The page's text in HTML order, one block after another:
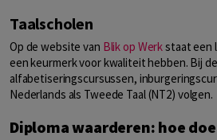
Taalscholen
Op de website van Blik op Werkstaat een
een keurmerk voor kwaliteit hebben. Bij
alfabetiseringscursussen,
Nederlands als Tweede Taal (NT2) volgen.
Diploma waarderen: hoe